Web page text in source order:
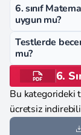
6. sınıf
uygun mu?
Testlerde
mu?
6.
Bu kategorideki
ücretsiz